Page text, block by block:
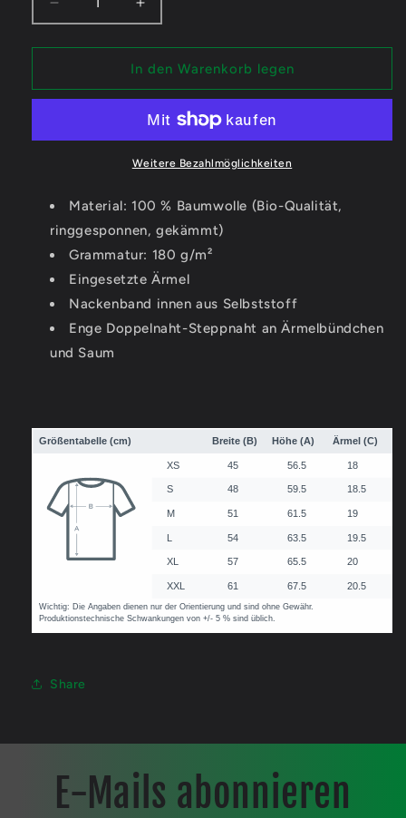
Verringere
die
Menge
SurvivalMango
Ladies
Erhöhe
die
Menge
für
SurvivalMango
Ladies
Organic
In den Warenkorb legen
Weitere Bezahlmöglichkeiten
Material: 100 % Baumwolle (Bio-Qualität,
ringgesponnen, gekämmt)
Grammatur: 180 g/m²
Eingesetzte Ärmel
Nackenband innen aus Selbststoff
Enge Doppelnaht-Steppnaht an Ärmelbündchen
und Saum
Share
E-Mails abonnieren